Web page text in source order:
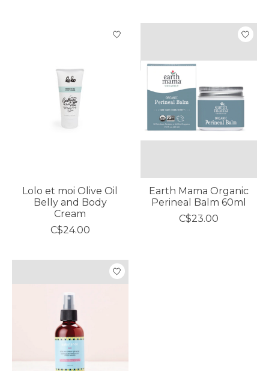
Lolo et moi Olive Oil
Belly and Body
Cream
C$24.00
Earth Mama Organic
Perineal Balm 60ml
C$23.00